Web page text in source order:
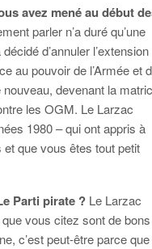
avez mené au début
parler n’a duré qu’une
d’annuler l’extension
au pouvoir de l’Armée et
devenant la
les OGM. Le Larzac
1980 – qui ont appris à
que vous êtes tout petit
Parti pirate ? Le Larzac
vous citez sont de bons
c’est peut-être parce que